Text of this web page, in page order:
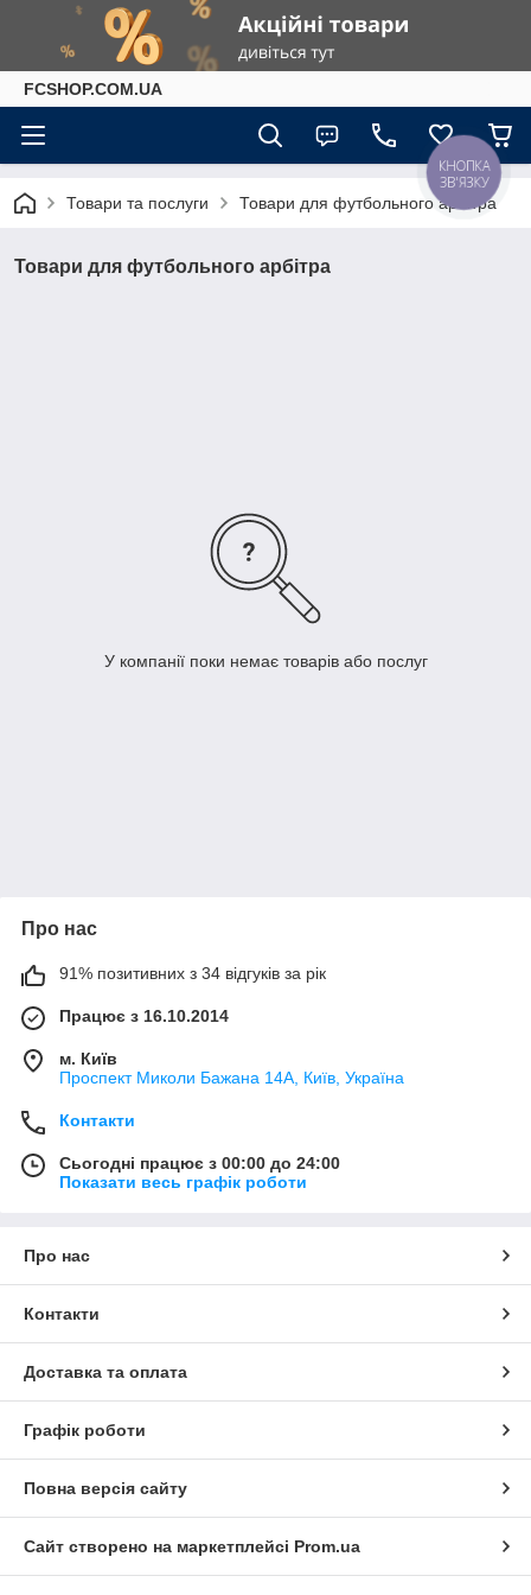
FCSHOP.COM.UA
Товари та послуги Товари для футбольного арбітра
Товари для футбольного арбітра
У компанії поки немає товарів або послуг
Про нас
91% позитивних з 34 відгуків за рік
Працює з 16.10.2014
м. Київ
Проспект Миколи Бажана 14А, Київ, Україна
Контакти
Сьогодні працює з 00:00 до 24:00
Показати весь графік роботи
Про нас
Контакти
Доставка та оплата
Графік роботи
Повна версія сайту
Сайт створено на маркетплейсі Prom.ua
КНОПКА
ЗВ'ЯЗКУ